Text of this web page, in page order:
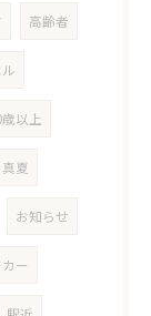
高齢者
歳以上
真夏
お知らせ
ー